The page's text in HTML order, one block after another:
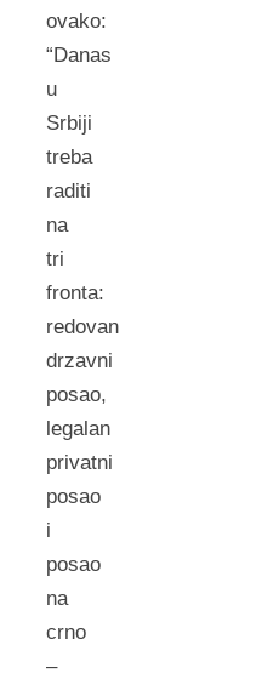
ovako:
“Danas
u
Srbiji
treba
raditi
na
tri
fronta:
redovan
drzavni
posao,
legalan
privatni
posao
i
posao
na
crno
–